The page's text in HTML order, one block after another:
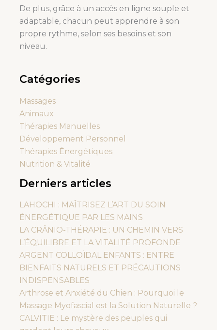
De plus, grâce à un accès en ligne souple et
adaptable, chacun peut apprendre à son
propre rythme, selon ses besoins et son
niveau.
Catégories
Massages
Animaux
Thérapies Manuelles
Développement Personnel
Thérapies Énergétiques
Nutrition & Vitalité
Derniers articles
LAHOCHI : MAÎTRISEZ L’ART DU SOIN
ÉNERGÉTIQUE PAR LES MAINS
LA CRÂNIO-THÉRAPIE : UN CHEMIN VERS
L’ÉQUILIBRE ET LA VITALITÉ PROFONDE
ARGENT COLLOÏDAL ENFANTS : ENTRE
BIENFAITS NATURELS ET PRÉCAUTIONS
INDISPENSABLES
Arthrose et Anxiété du Chien : Pourquoi le
Massage Myofascial est la Solution Naturelle ?
CALVITIE : Le mystère des peuples qui